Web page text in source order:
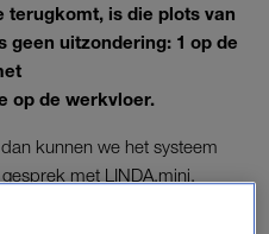
terugkomt, is die plots van
geen uitzondering: 1 op de
op de werkvloer.
kunnen we het systeem
met LINDA.mini.